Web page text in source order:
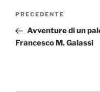
Navigazione
Articolo
precedente:
PRECEDENTE
Avventure di un
Francesco M. Galassi